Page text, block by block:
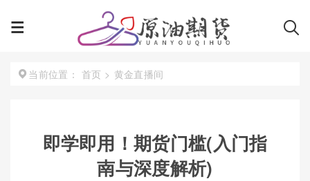
当前位置： 首页 > 黄金直播间
即学即用！期货门槛(入门指
南与深度解析)